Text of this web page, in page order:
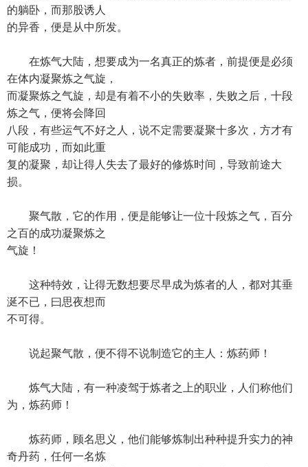
的躺卧，而那股诱人
的异香，便是从中所发。
在炼气大陆，想要成为一名真正的炼者，前提便是必须
在体内凝聚炼之气旋，
而凝聚炼之气旋，却是有着不小的失败率，失败之后，十段
炼之气，便将会降回
八段，有些运气不好之人，说不定需要凝聚十多次，方才有
可能成功，而如此重
复的凝聚，却让得人失去了最好的修炼时间，导致前途大
损。
聚气散，它的作用，便是能够让一位十段炼之气，百分
之百的成功凝聚炼之
气旋！
这种特效，让得无数想要尽早成为炼者的人，都对其垂
涎不已，曰思夜想而
不可得。
说起聚气散，便不得不说制造它的主人：炼药师！
炼气大陆，有一种凌驾于炼者之上的职业，人们称他们
为，炼药师！
炼药师，顾名思义，他们能够炼制出种种提升实力的神
奇丹药，任何一名炼